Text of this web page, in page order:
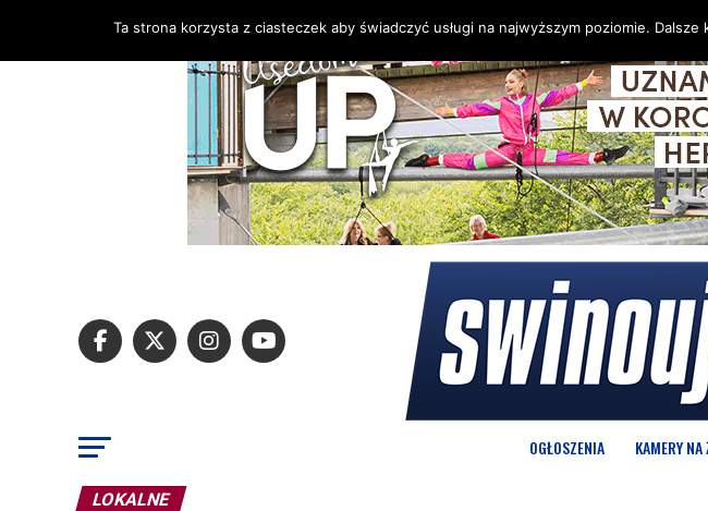
OGŁOSZENIA KAMERY NA
LOKALNE
Ta strona korzysta z ciasteczek aby świadczyć usługi na najwyższym poziomie.